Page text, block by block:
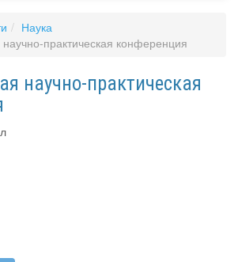
Наука
практическая конференция
научно-практическая